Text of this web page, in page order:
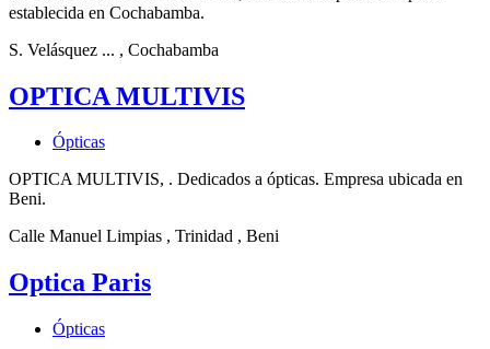
establecida en Cochabamba.
S. Velásquez ... , Cochabamba
OPTICA MULTIVIS
Ópticas
OPTICA MULTIVIS, . Dedicados a ópticas. Empresa ubicada en
Beni.
Calle Manuel Limpias , Trinidad , Beni
Optica Paris
Ópticas